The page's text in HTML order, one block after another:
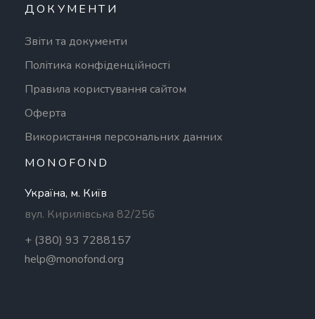
ДОКУМЕНТИ
Звіти та документи
Політика конфіденційності
Правила користування сайтом
Оферта
Використання персональних данних
MONOFOND
Україна, м. Київ
вул. Кирилівська 82/256
+ (380) 93 7288157
help@monofond.org